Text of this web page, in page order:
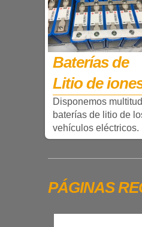
Baterías de
Litio de
Disponemos
baterías de litio de
vehículos eléctricos.
PÁGINAS